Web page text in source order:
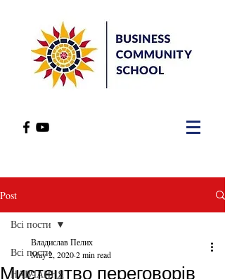
Post
Всі пости
НАВЧАННЯ
Всі пости
Мистецтво переговорів
Владислав Пелих
May 2, 20202 min read